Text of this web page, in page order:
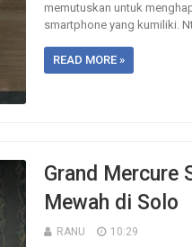
memutuskan untuk
smartphone yang kumiliki.
READ MORE »
Grand Mercure
Mewah di Solo
RANU 10:29